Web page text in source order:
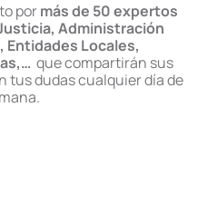
pormás de 50 expertos
Administración
Entidades Locales,
que compartirán sus
tus dudas cualquier día de